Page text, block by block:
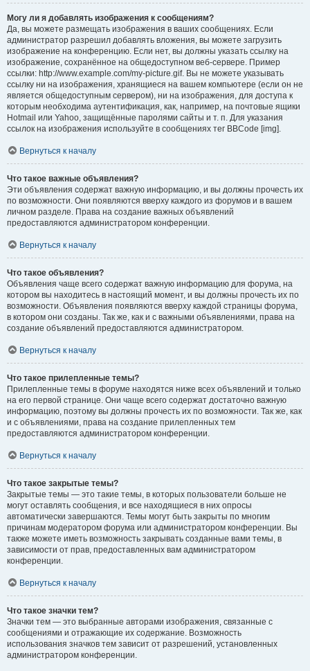
Могу ли я добавлять изображения к сообщениям?
Да, вы можете размещать изображения в ваших сообщениях. Если
администратор разрешил добавлять вложения, вы можете загрузить
изображение на конференцию. Если нет, вы должны указать ссылку на
изображение, сохранённое на общедоступном веб-сервере. Пример
ссылки: http://www.example.com/my-picture.gif. Вы не можете указывать
ссылку ни на изображения, хранящиеся на вашем компьютере (если он не
является общедоступным сервером), ни на изображения, для доступа к
которым необходима аутентификация, как, например, на почтовые ящики
Hotmail или Yahoo, защищённые паролями сайты и т. п. Для указания
ссылок на изображения используйте в сообщениях тег BBCode [img].
Вернуться к началу
Что такое важные объявления?
Эти объявления содержат важную информацию, и вы должны прочесть их
по возможности. Они появляются вверху каждого из форумов и в вашем
личном разделе. Права на создание важных объявлений
предоставляются администратором конференции.
Вернуться к началу
Что такое объявления?
Объявления чаще всего содержат важную информацию для форума, на
котором вы находитесь в настоящий момент, и вы должны прочесть их по
возможности. Объявления появляются вверху каждой страницы форума,
в котором они созданы. Так же, как и с важными объявлениями, права на
создание объявлений предоставляются администратором.
Вернуться к началу
Что такое прилепленные темы?
Прилепленные темы в форуме находятся ниже всех объявлений и только
на его первой странице. Они чаще всего содержат достаточно важную
информацию, поэтому вы должны прочесть их по возможности. Так же, как
и с объявлениями, права на создание прилепленных тем
предоставляются администратором конференции.
Вернуться к началу
Что такое закрытые темы?
Закрытые темы — это такие темы, в которых пользователи больше не
могут оставлять сообщения, и все находящиеся в них опросы
автоматически завершаются. Темы могут быть закрыты по многим
причинам модератором форума или администратором конференции. Вы
также можете иметь возможность закрывать созданные вами темы, в
зависимости от прав, предоставленных вам администратором
конференции.
Вернуться к началу
Что такое значки тем?
Значки тем — это выбранные авторами изображения, связанные с
сообщениями и отражающие их содержание. Возможность
использования значков тем зависит от разрешений, установленных
администратором конференции.